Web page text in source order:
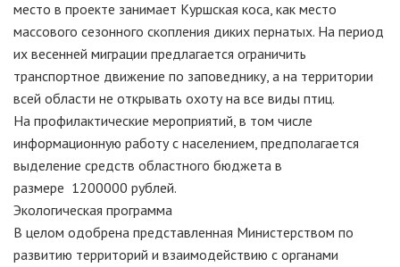
место в проекте занимает Куршская коса, как место
массового сезонного скопления диких пернатых. На период
их весенней миграции предлагается ограничить
транспортное движение по заповеднику, а на территории
всей области не открывать охоту на все виды птиц.
На профилактические мероприятий, в том числе
информационную работу с населением, предполагается
выделение средств областного бюджета в
размере 1200000 рублей.
Экологическая программа
В целом одобрена представленная Министерством по
развитию территорий и взаимодействию с органами